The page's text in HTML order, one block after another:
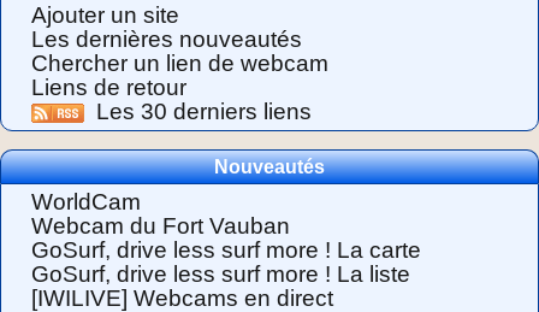
Ajouter un site
Les dernières nouveautés
Chercher un lien de webcam
Liens de retour
Les 30 derniers liens
Nouveautés
WorldCam
Webcam du Fort Vauban
GoSurf, drive less surf more ! La carte
GoSurf, drive less surf more ! La liste
[IWILIVE] Webcams en direct